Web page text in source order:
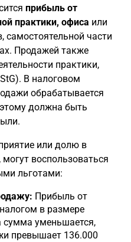
прибыль от
практики, офиса или
самостоятельной части
Продажей также
практики,
В налоговом
обрабатывается
должна быть
или долю в
воспользоваться
льготами:
Прибыль от
в размере
сумма уменьшается,
превышает 136.000